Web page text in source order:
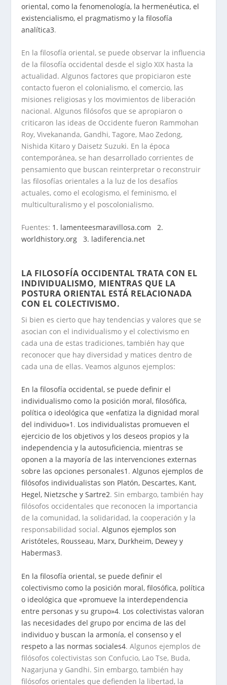
oriental, como la fenomenología, la hermenéutica, el
existencialismo, el pragmatismo y la filosofía
analítica3.
En la filosofía oriental, se puede observar la influencia
de la filosofía occidental desde el siglo XIX hasta la
actualidad. Algunos factores que propiciaron este
contacto fueron el colonialismo, el comercio, las
misiones religiosas y los movimientos de liberación
nacional. Algunos filósofos que se apropiaron o
criticaron las ideas de Occidente fueron Rammohan
Roy, Vivekananda, Gandhi, Tagore, Mao Zedong,
Nishida Kitaro y Daisetz Suzuki. En la época
contemporánea, se han desarrollado corrientes de
pensamiento que buscan reinterpretar o reconstruir
las filosofías orientales a la luz de los desafíos
actuales, como el ecologismo, el feminismo, el
multiculturalismo y el poscolonialismo.
Fuentes: 1. lamenteesmaravillosa.com2.
worldhistory.org3. ladiferencia.net
LA FILOSOFÍA OCCIDENTAL TRATA CON EL
INDIVIDUALISMO, MIENTRAS QUE LA
POSTURA ORIENTAL ESTÁ RELACIONADA
CON EL COLECTIVISMO.
Si bien es cierto que hay tendencias y valores que se
asocian con el individualismo y el colectivismo en
cada una de estas tradiciones, también hay que
reconocer que hay diversidad y matices dentro de
cada una de ellas. Veamos algunos ejemplos:
En la filosofía occidental, se puede definir el
individualismo como la posición moral, filosófica,
política o ideológica que «enfatiza la dignidad moral
del individuo»1 . Los individualistas promueven el
ejercicio de los objetivos y los deseos propios y la
independencia y la autosuficiencia, mientras se
oponen a la mayoría de las intervenciones externas
sobre las opciones personales1 .Algunos ejemplos de
filósofos individualistas son Platón, Descartes, Kant,
Hegel, Nietzsche y Sartre2. Sin embargo, también hay
filósofos occidentales que reconocen la importancia
de la comunidad, la solidaridad, la cooperación y la
responsabilidad social.Algunos ejemplos son
Aristóteles, Rousseau, Marx, Durkheim, Dewey y
Habermas3.
En la filosofía oriental, se puede definir el
colectivismo como la posición moral, filosófica, política
o ideológica que «promueve la interdependencia
entre personas y su grupo»4. Los colectivistas valoran
las necesidades del grupo por encima de las del
individuo y buscan la armonía, el consenso y el
respeto a las normas sociales4. Algunos ejemplos de
filósofos colectivistas son Confucio, Lao Tse, Buda,
Nagarjuna y Gandhi. Sin embargo, también hay
filósofos orientales que defienden la libertad, la